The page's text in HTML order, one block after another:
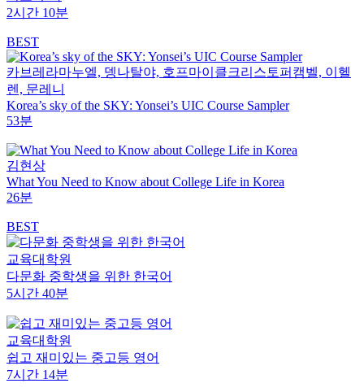
2시간 10분
BEST
카브레라마누엘, 뎅나탈야, 호프마이클크리스토퍼캠벨, 이헬
렌, 문레니
Korea’s sky of the SKY: Yonsei’s UIC Course Sampler
53분
김현상
What You Need to Know about College Life in Korea
26분
BEST
교육대학원
다문화 중학생을 위한 한국어
5시간 40분
교육대학원
쉽고 재미있는 중고등 영어
7시간 14분